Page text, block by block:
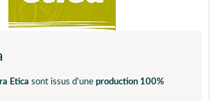
Etica sont issus d'une production 100%